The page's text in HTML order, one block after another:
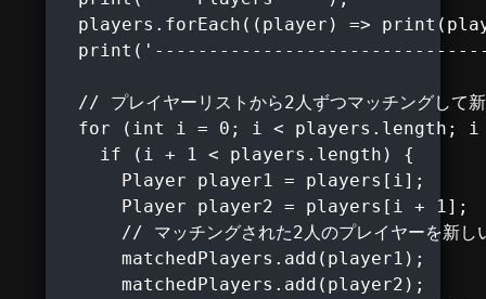
players.forEach((player) =>
// プレイヤーリストから2人ずつマッチングして
for (int i = 0; i < players.length; i
    if (i + 1 < players.length) {
      Player player1 = players[i];
      Player player2 = players[i + 1];
// マッチングされた2人のプレイヤーを新し
      matchedPlayers.add(player1);
      matchedPlayers.add(player2);